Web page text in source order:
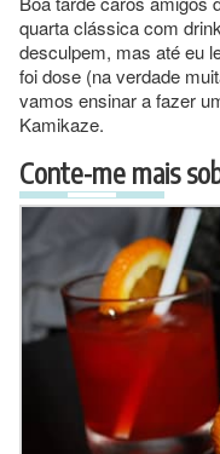
quarta clássica com
desculpem, mas até eu
foi dose (na verdade
vamos ensinar a fazer
Kamikaze.
Conte-me mais